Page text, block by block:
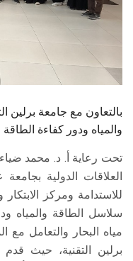
بالتعاون مع جامعة
والمياه ودور كفاءة
تحت رعاية أ. د. محمد
العلاقات الدولية
للاستدامة ومركز
سلاسل الطاقة والمياه
مياه البحار والتعامل مع
برلين التقنية، حيث